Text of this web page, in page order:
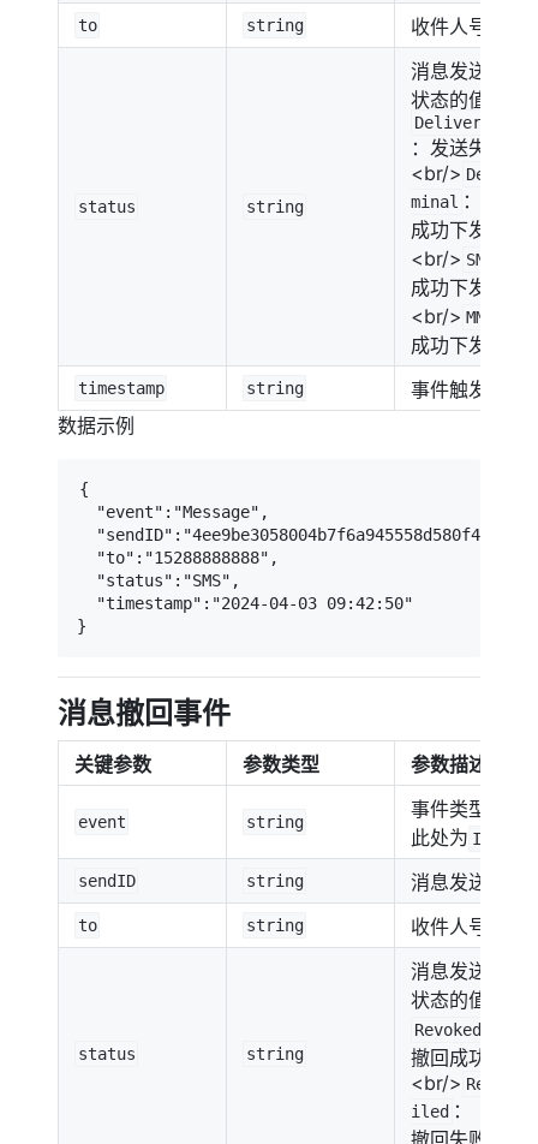
to string 收件人号码
status string
消息发送状态
状态的值包括
：发送失败
<br/>
minal ：
成功下发5G消
<br/> SMS
成功下发并回
<br/> MMS
成功下发并回
timestamp string
事件触发事件
数据示例
{
  "event":"Message",
  "sendID":"4ee9be3058004b7f6a945558d580f4ce",
  "to":"15288888888",
  "status":"SMS",
  "timestamp":"2024-04-03 09:42:50"
}
消息撤回事件
关键参数 参数类型 参数描述
event string
事件类型，
此处为 Invoke
sendID string 消息发送标识
to string 收件人号码
status string
消息发送状态
状态的值包括
Revoked
撤回成功
<br/>
iled ：
撤回失败